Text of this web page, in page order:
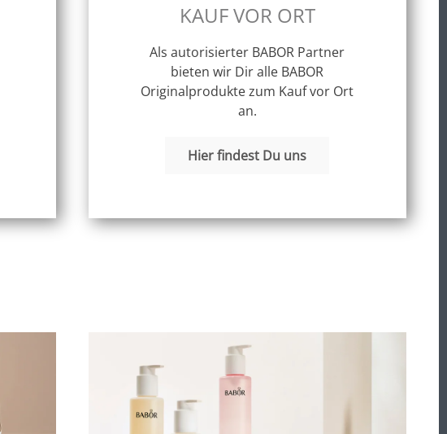
KAUF VOR ORT
Als autorisierter BABOR Partner
bieten wir Dir alle BABOR
Originalprodukte zum Kauf vor Ort
an.
Hier findest Du uns